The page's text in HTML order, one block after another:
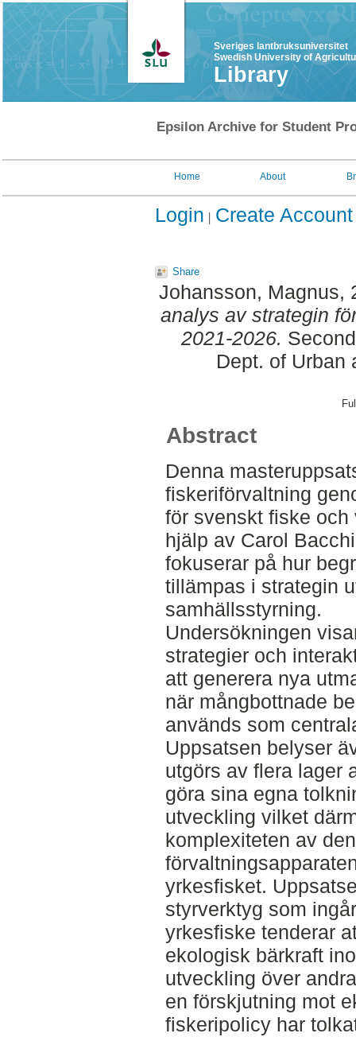
Sveriges lantbruksuniversitet
Swedish University of
Library
Epsilon Archive for Student
Home About
Login Create Account
Share
Johansson, Magnus,
analys av strategin
2021-2026.
Dept. of Urban
Abstract
Denna
fiskeriförvaltning
för svenskt fiske och
hjälp av Carol
fokuserar på hur
tillämpas i strategin
samhällsstyrning.
Undersökningen
strategier och
att generera nya
när mångbottnade
används som
Uppsatsen belyser
utgörs av flera lager
göra sina egna
utveckling vilket
komplexiteten av
yrkesfisket.
styrverktyg som
yrkesfiske tenderar
ekologisk bärkraft
utveckling över
en förskjutning mot
fiskeripolicy har